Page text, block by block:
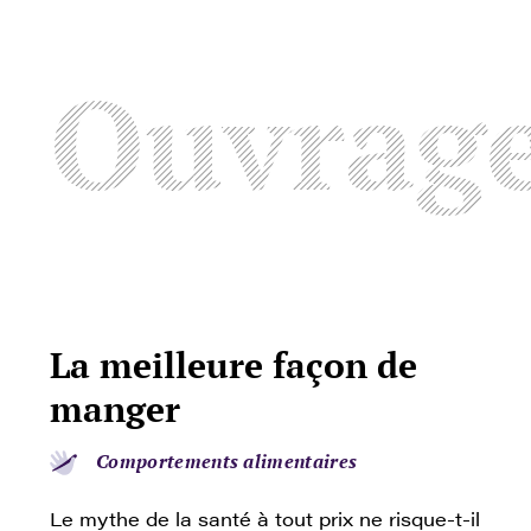
La meilleure façon de
manger
Comportements alimentaires
Le mythe de la santé à tout prix ne risque-t-il